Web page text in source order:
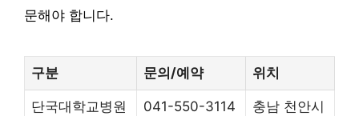
문해야 합니다.
구분 문의/예약 위치
단국대학교병원 041-550-3114 충남 천안시